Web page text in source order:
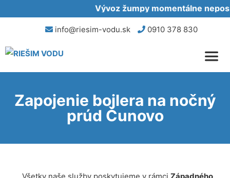
Vývoz žumpy momentálne
info@riesim-vodu.sk 0910 378 830
Zapojenie bojlera na nočný
prúd Čunovo